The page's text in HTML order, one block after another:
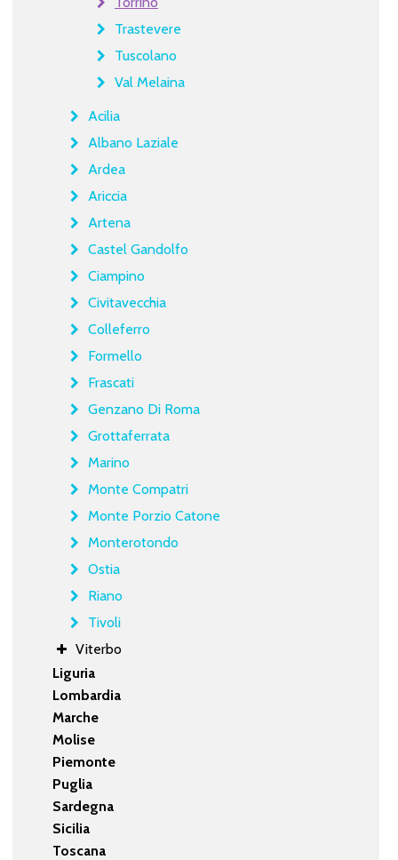
Trastevere
Tuscolano
Val Melaina
Acilia
Albano Laziale
Ardea
Ariccia
Artena
Castel Gandolfo
Ciampino
Civitavecchia
Colleferro
Formello
Frascati
Genzano Di Roma
Grottaferrata
Marino
Monte Compatri
Monte Porzio Catone
Monterotondo
Ostia
Riano
Tivoli
Viterbo
Liguria
Lombardia
Marche
Molise
Piemonte
Puglia
Sardegna
Sicilia
Toscana